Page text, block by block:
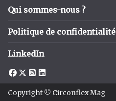
Qui sommes-nous ?
Politique de confidentialité
LinkedIn
Copyright © Circonflex Mag